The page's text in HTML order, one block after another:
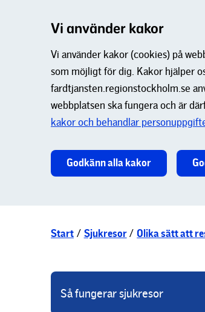
Vi använder kakor
Vi använder kakor (cookies) på
som möjligt för dig. Kakor hjälper
fardtjansten.regionstockholm.se
webbplatsen ska fungera och är
kakor och behandlar
Godkänn alla kakor
Start / Sjukresor / Olika sätt att
Så fungerar sjukresor